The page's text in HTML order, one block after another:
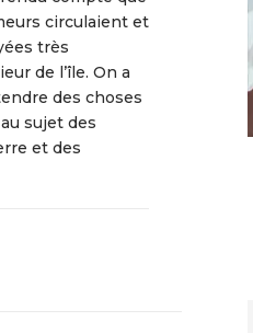
circulaient et
très
de l’île. On a
des choses
sujet des
et des